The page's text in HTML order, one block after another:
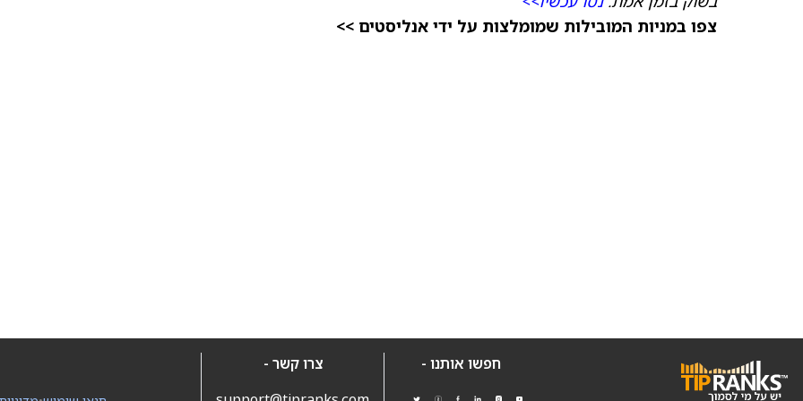
צפו במניות המובילות שמומלצות על ידי אנליסטים >>
חפשו אותנו -
צרו קשר -